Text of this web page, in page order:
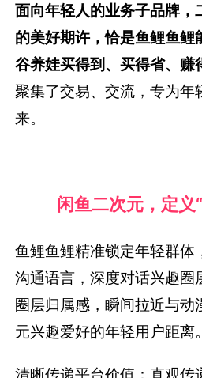
面向年轻人的业务子品牌，
的美好期许，恰是鱼鲤鱼
谷养娃买得到、买得省、赚
聚集了交易、交流，专为年
来。
闲鱼二次元，定义
鱼鲤鱼鲤精准锁定年轻群体
沟通语言，深度对话兴趣圈
圈层归属感，瞬间拉近与动
元兴趣爱好的年轻用户距离。
清晰传递平台价值：直观传